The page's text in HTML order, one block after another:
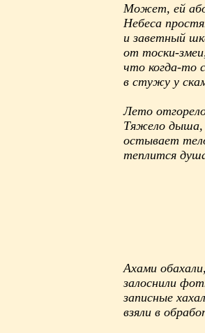
Может, ей
Небеса
и заветный
от тоски-
что когда-то
в стужу у
Лето
Тяжело дыша,
остывает
теплится
Ахами
залоснили
записные
взяли в